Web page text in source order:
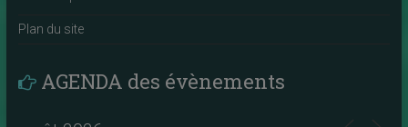
Plan du site
AGENDA des évènements